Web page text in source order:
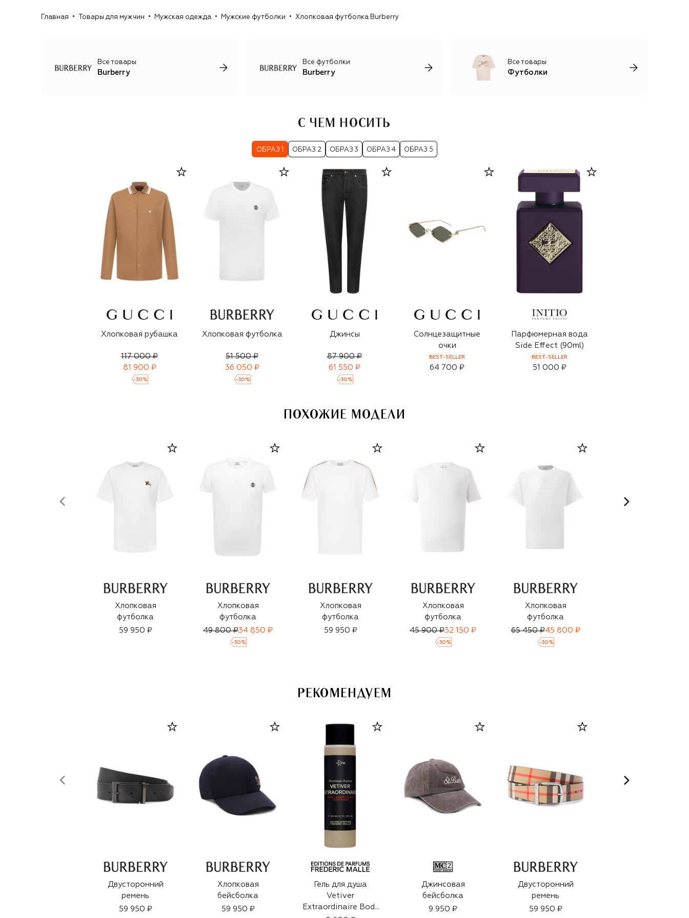
полноценные коллекции мужской, женской и детской
английский бренд в высшую лигу мировой моды.
Главная Товары для мужчин Мужская одежда Мужские футболки Хлопковая футболка Burberry
Все товары
Burberry
Все футболки
Burberry
Все товары
Футболки
С ЧЕМ НОСИТЬ
ОБРАЗ 1 ОБРАЗ 2 ОБРАЗ 3 ОБРАЗ 4 ОБРАЗ 5
Хлопковая рубашка
117 000 ₽
81 900 ₽
-30 %
Хлопковая футболка
51 500 ₽
36 050 ₽
-30 %
Джинсы
87 900 ₽
61 550 ₽
-30 %
Солнцезащитные
очки
BEST-SELLER
64 700 ₽
Парфюмерная вода
Side Effect (90ml)
BEST-SELLER
51 000 ₽
ПОХОЖИЕ МОДЕЛИ
Хлопковая
футболка
59 950 ₽
Хлопковая
футболка
49 800 ₽34 850 ₽
-30 %
Хлопковая
футболка
59 950 ₽
Хлопковая
футболка
45 900 ₽32 150 ₽
-30 %
Хлопковая
футболка
65 450 ₽45 800 ₽
-30 %
РЕКОМЕНДУЕМ
Двусторонний
ремень
59 950 ₽
Хлопковая
бейсболка
59 950 ₽
Гель для душа
Vetiver
Extraordinaire Body
Джинсовая
бейсболка
9 950 ₽
Двусторонний
ремень
59 950 ₽